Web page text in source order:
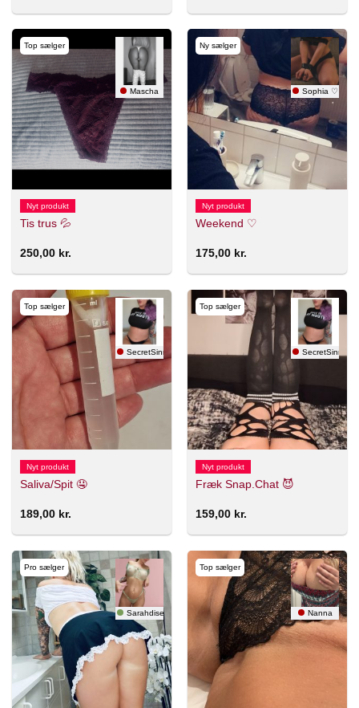
Top sælger
Mascha
Nyt produkt
Tis trus 💦
250,00 kr.
Ny sælger
Sophia ♡
Nyt produkt
Weekend ♡
175,00 kr.
Top sælger
SecretSinnerX 🇸🇪
Nyt produkt
Saliva/Spit 🤤
189,00 kr.
Top sælger
Nyt produkt
Fræk Snap.Chat 😈
159,00 kr.
Pro sælger
Sarahdise
Top sælger
Nanna